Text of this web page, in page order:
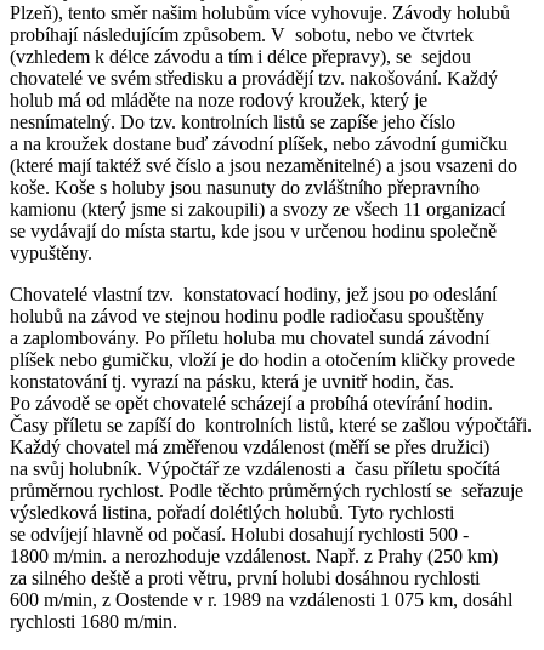
Plzeň), tento směr našim holubům více vyhovuje. Závody holubů
probíhají následujícím způsobem. V sobotu, nebo ve čtvrtek
(vzhledem k délce závodu a tím i délce přepravy), se sejdou
chovatelé ve svém středisku a provádějí tzv. nakošování. Každý
holub má od mláděte na noze rodový kroužek, který je
nesnímatelný. Do tzv. kontrolních listů se zapíše jeho číslo
a na kroužek dostane buď závodní plíšek, nebo závodní gumičku
(které mají taktéž své číslo a jsou nezaměnitelné) a jsou vsazeni do
koše. Koše s holuby jsou nasunuty do zvláštního přepravního
kamionu (který jsme si zakoupili) a svozy ze všech 11 organizací
se vydávají do místa startu, kde jsou v určenou hodinu společně
vypuštěny.
Chovatelé vlastní tzv. konstatovací hodiny, jež jsou po odeslání
holubů na závod ve stejnou hodinu podle radiočasu spouštěny
a zaplombovány. Po příletu holuba mu chovatel sundá závodní
plíšek nebo gumičku, vloží je do hodin a otočením kličky provede
konstatování tj. vyrazí na pásku, která je uvnitř hodin, čas.
Po závodě se opět chovatelé scházejí a probíhá otevírání hodin.
Časy příletu se zapíší do kontrolních listů, které se zašlou výpočtáři.
Každý chovatel má změřenou vzdálenost (měří se přes družici)
na svůj holubník. Výpočtář ze vzdálenosti a času příletu spočítá
průměrnou rychlost. Podle těchto průměrných rychlostí se seřazuje
výsledková listina, pořadí dolétlých holubů. Tyto rychlosti
se odvíjejí hlavně od počasí. Holubi dosahují rychlosti 500 -
1800 m/min. a nerozhoduje vzdálenost. Např. z Prahy (250 km)
za silného deště a proti větru, první holubi dosáhnou rychlosti
600 m/min, z Oostende v r. 1989 na vzdálenosti 1 075 km, dosáhl
rychlosti 1680 m/min.